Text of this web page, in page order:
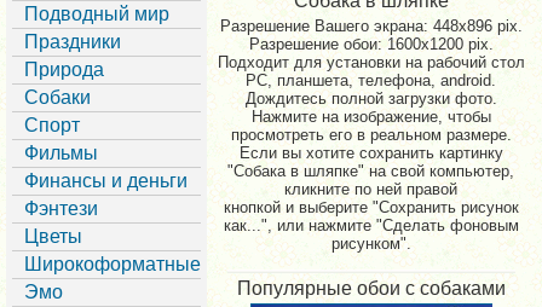
Подводный мир
Праздники
Природа
Собаки
Спорт
Фильмы
Финансы и деньги
Фэнтези
Цветы
Широкоформатные
Эмо
Разрешение Вашего экрана:448x896 pix.
Разрешение обои: 1600x1200 pix.
Подходит для установки на рабочий стол
PC, планшета, телефона, android.
Дождитесь полной загрузки фото.
Нажмите на изображение, чтобы
просмотреть его в реальном размере.
Если вы хотите сохранить картинку
"Собака в шляпке" на свой компьютер,
кликните по ней правой
кнопкой и выберите "Сохранить рисунок
как...", или нажмите "Сделать фоновым
рисунком".
Популярные обои с собаками